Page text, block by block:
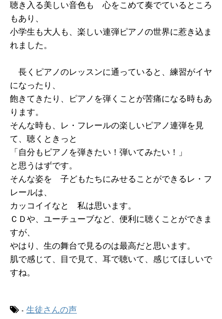
聴き入る美しい音色も 心をこめて奏でているところ
もあり、
小学生も大人も、楽しい連弾ピアノの世界に惹き込ま
れました。
長くピアノのレッスンに通っていると、練習がイヤ
になったり、
飽きてきたり、ピアノを弾くことが苦痛になる時もあ
ります。
そんな時も、レ・フレールの楽しいピアノ連弾を見
て、聴くときっと
「自分もピアノを弾きたい！弾いてみたい！」
と思うはずです。
そんな姿を 子どもたちにみせることができるレ・フ
レールは、
カッコイイなと 私は思います。
ＣＤや、ユーチューブなど、便利に聴くことができま
すが、
やはり、生の舞台で見るのは最高だと思います。
肌で感じて、目で見て、耳で聴いて、感じてほしいで
すね。
- 生徒さんの声